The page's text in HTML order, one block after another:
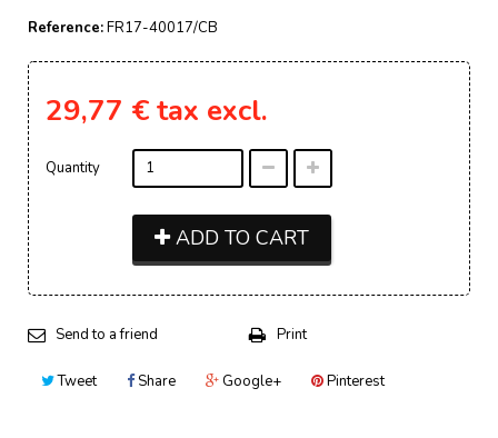
Reference:FR17-40017/CB
29,77 € tax excl.
Quantity
ADD TO CART
Send to a friend Print
Tweet Share Google+ Pinterest